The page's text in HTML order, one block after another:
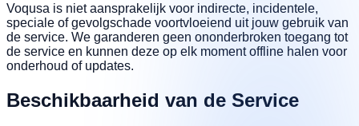
Voqusa is niet aansprakelijk voor indirecte, incidentele,
speciale of gevolgschade voortvloeiend uit jouw gebruik van
de service. We garanderen geen ononderbroken toegang tot
de service en kunnen deze op elk moment offline halen voor
onderhoud of updates.
Beschikbaarheid van de Service